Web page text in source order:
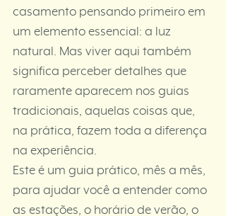
casamento pensando primeiro em
um elemento essencial: a luz
natural. Mas viver aqui também
significa perceber detalhes que
raramente aparecem nos guias
tradicionais, aquelas coisas que,
na prática, fazem toda a diferença
na experiência.
Este é um guia prático, mês a mês,
para ajudar você a entender como
as estações, o horário de verão, o